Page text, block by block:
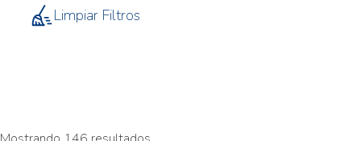
Limpiar Filtros